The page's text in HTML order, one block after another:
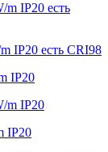
IP20 есть
IP20 есть CRI98
IP20
m IP20
IP20